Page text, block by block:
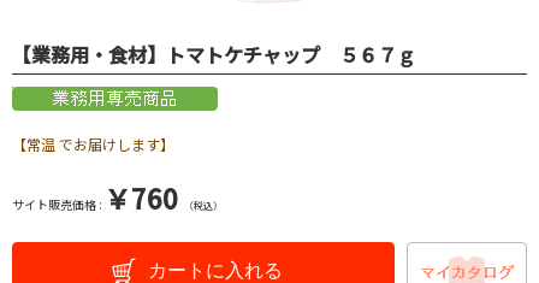
【業務用・食材】トマトケチャップ ５６７ｇ
【常温 でお届けします】
サイト販売価格 : ￥760 （税込）
カートに入れる